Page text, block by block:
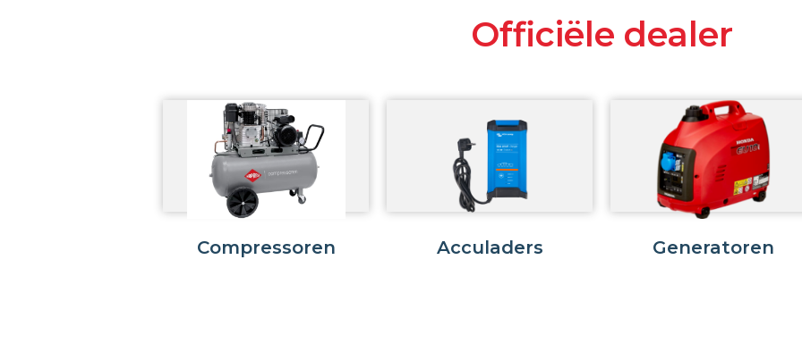
Officiële dealer
Compressoren Acculaders Generatoren